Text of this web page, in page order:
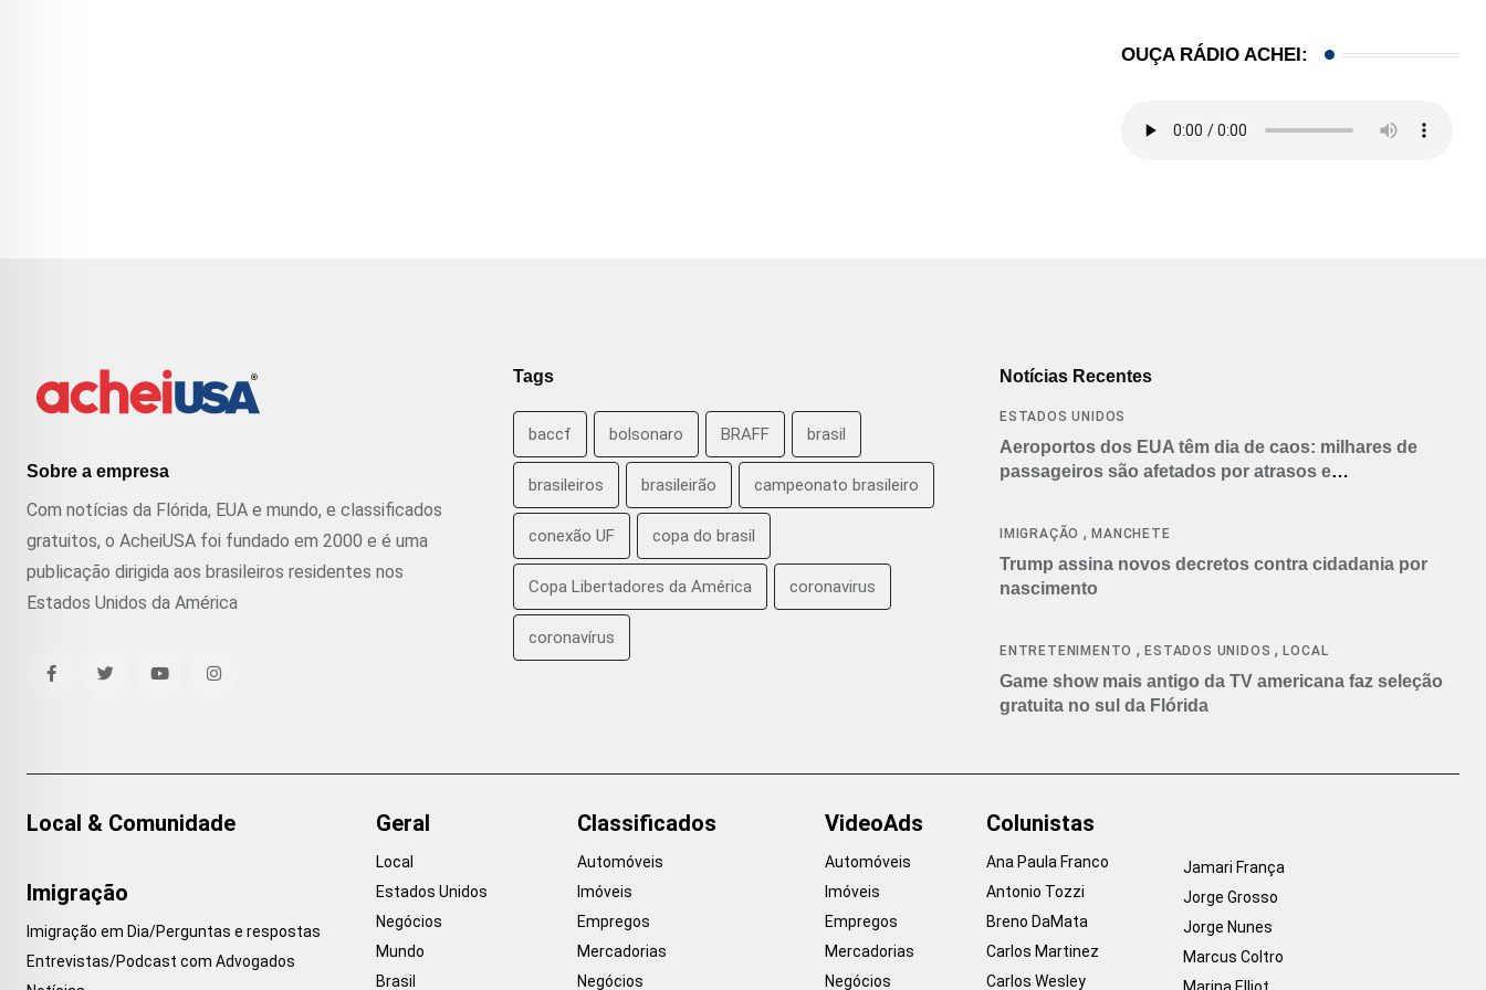
OUÇA RÁDIO ACHEI:
Sobre a empresa
Com notícias da Flórida, EUA e mundo, e classificados
gratuitos, o AcheiUSA foi fundado em 2000 e é uma
publicação dirigida aos brasileiros residentes nos
Estados Unidos da América
Tags
baccf bolsonaro BRAFF brasil
brasileiros brasileirão campeonato brasileiro
conexão UF copa do brasil
Copa Libertadores da América coronavirus
coronavírus
Notícias Recentes
ESTADOS UNIDOS
Aeroportos dos EUA têm dia de caos: milhares de
passageiros são afetados por atrasos e
IMIGRAÇÃO ,MANCHETE
Trump assina novos decretos contra cidadania por
nascimento
ENTRETENIMENTO ,ESTADOS UNIDOS ,LOCAL
Game show mais antigo da TV americana faz seleção
gratuita no sul da Flórida
Local & Comunidade
Imigração
Imigração em Dia/Perguntas e respostas
Entrevistas/Podcast com Advogados
Geral
Local
Estados Unidos
Negócios
Mundo
Brasil
Classificados
Automóveis
Imóveis
Empregos
Mercadorias
Negócios
VideoAds
Automóveis
Imóveis
Empregos
Mercadorias
Negócios
Colunistas
Ana Paula Franco
Antonio Tozzi
Breno DaMata
Carlos Martinez
Carlos Wesley
Jamari França
Jorge Grosso
Jorge Nunes
Marcus Coltro